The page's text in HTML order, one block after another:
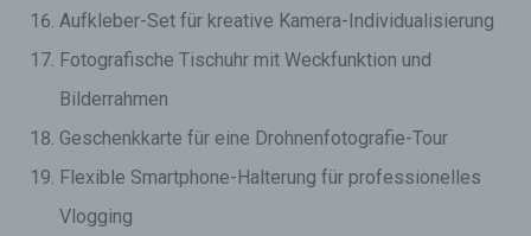
Aufkleber-Set für kreative Kamera-Individualisierung
Fotografische Tischuhr mit Weckfunktion und
Bilderrahmen
Geschenkkarte für eine Drohnenfotografie-Tour
Flexible Smartphone-Halterung für professionelles
Vlogging